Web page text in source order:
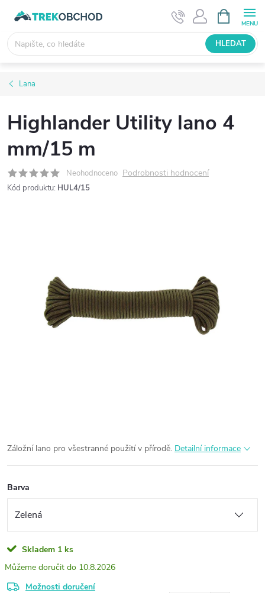
obsah
NÁKUPNÍ
KOŠÍK
HLEDAT
Lana
Highlander Utility lano 4
mm/15 m
Neohodnoceno Podrobnosti hodnocení
Kód produktu: HUL4/15
Záložní lano pro všestranné použití v přírodě. Detailní informace
Barva
Skladem 1 ks
10.8.2026
Možnosti doručení